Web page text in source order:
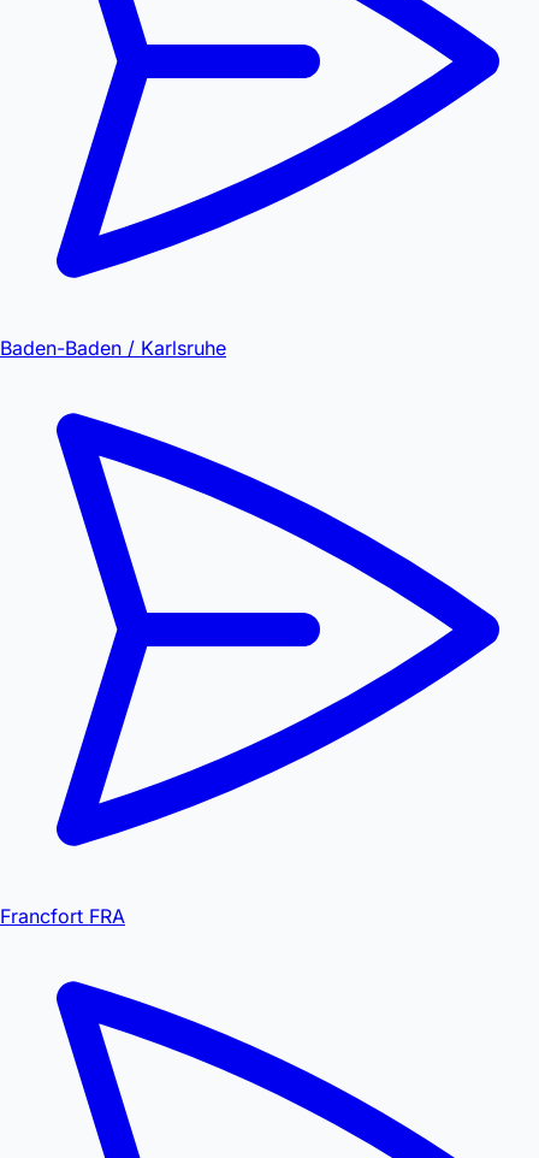
Baden-Baden / Karlsruhe
Francfort FRA